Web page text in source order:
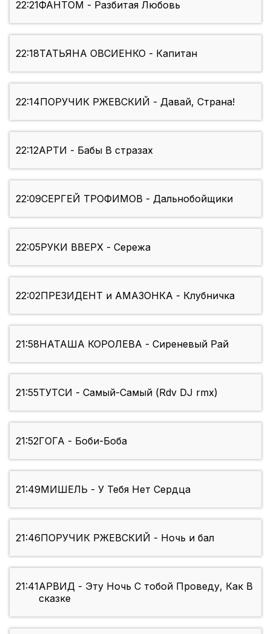
22:21ФАНТОМ - Разбитая Любовь
22:18ТАТЬЯНА ОВСИЕНКО - Капитан
22:14ПОРУЧИК РЖЕВСКИЙ - Давай, Страна!
22:12АРТИ - Бабы В стразах
22:09СЕРГЕЙ ТРОФИМОВ - Дальнобойщики
22:05РУКИ ВВЕРХ - Сережа
22:02ПРЕЗИДЕНТ и АМАЗОНКА - Клубничка
21:58НАТАША КОРОЛЕВА - Сиреневый Рай
21:55ТУТСИ - Самый-Самый (Rdv DJ rmx)
21:52ГОГА - Боби-Боба
21:49МИШЕЛЬ - У Тебя Нет Сердца
21:46ПОРУЧИК РЖЕВСКИЙ - Ночь и бал
21:41АРВИД - Эту Ночь С тобой Проведу, Как В
сказке